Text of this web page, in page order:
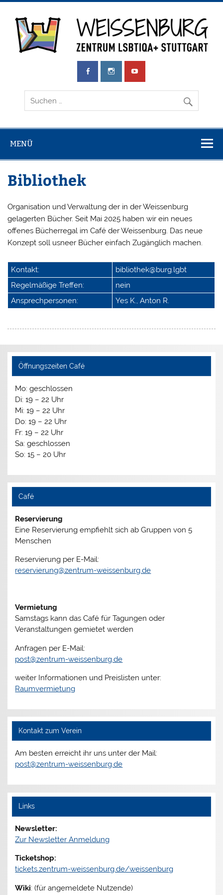
Zum
springen
Weissenburg
Zentrum LSBTIQA+ Stuttgart
MENÜ
Bibliothek
Organisation und Verwaltung der in der Weissenburg
gelagerten Bücher. Seit Mai 2025 haben wir ein neues
offenes Bücherregal im Café der Weissenburg. Das neue
Konzept soll usneer Bücher einfach Zugänglich machen.
Kontakt:
bibliothek@burg.lgbt
Regelmäßige Treffen:
nein
Ansprechpersonen:
Yes K., Anton R.
Öffnungszeiten Café
Mo: geschlossen
Di: 19 – 22 Uhr
Mi: 19 – 22 Uhr
Do: 19 – 22 Uhr
Fr: 19 – 22 Uhr
Sa: geschlossen
So: 15 – 20 Uhr
Café
Reservierung
Eine Reservierung empfiehlt sich ab Gruppen von 5
Menschen
Reservierung per E-Mail:
reservierung@zentrum-weissenburg.de
Vermietung
Samstags kann das Café für Tagungen oder
Veranstaltungen gemietet werden
Anfragen per E-Mail:
post@zentrum-weissenburg.de
weiter Informationen und Preislisten unter:
Raumvermietung
Kontakt zum Verein
Am besten erreicht ihr uns unter der Mail:
post@zentrum-weissenburg.de
Links
Newsletter:
Zur Newsletter Anmeldung
Ticketshop:
tickets.zentrum-weissenburg.de/weissenburg
Wiki: (für angemeldete Nutzende)